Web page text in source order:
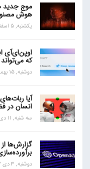
موج جدید
هوش
یکشنبه, 5 اسفند 1403, ساعت 20:03
اوپن‌ای‌آی
که
دوشنبه, 15 بهمن 1403, ساعت 19:57
آیا
انسان در
سه شنبه, 11 دی 1403, ساعت 10:01
دوشنبه, 3 دی 1403, ساعت 0:35